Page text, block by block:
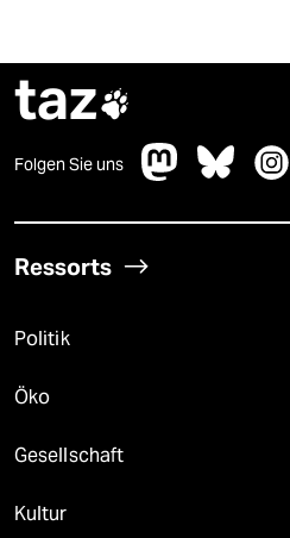
taz
Folgen Sie uns
Ressorts
Politik
Öko
Gesellschaft
Kultur